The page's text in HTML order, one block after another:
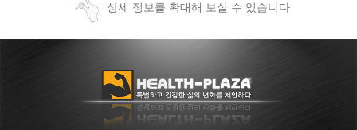
상세 정보를 확대해 보실 수 있습니다